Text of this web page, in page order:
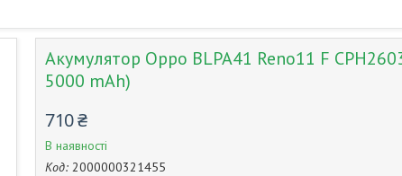
Акумулятор Oppo BLPA41 Reno11 F
5000 mAh)
710 ₴
В наявності
Код: 2000000321455